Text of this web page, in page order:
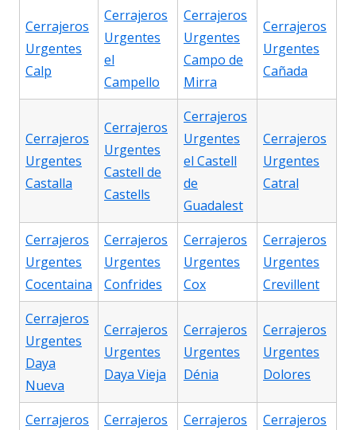
Cerrajeros
Urgentes
Calp
Cerrajeros
Urgentes
el
Campello
Cerrajeros
Urgentes
Campo de
Mirra
Cerrajeros
Urgentes
Cañada
Cerrajeros
Urgentes
Castalla
Cerrajeros
Urgentes
Castell de
Castells
Cerrajeros
Urgentes
el Castell
de
Guadalest
Cerrajeros
Urgentes
Catral
Cerrajeros
Urgentes
Cocentaina
Cerrajeros
Urgentes
Confrides
Cerrajeros
Urgentes
Cox
Cerrajeros
Urgentes
Crevillent
Cerrajeros
Urgentes
Daya
Nueva
Cerrajeros
Urgentes
Daya Vieja
Cerrajeros
Urgentes
Dénia
Cerrajeros
Urgentes
Dolores
Cerrajeros
Cerrajeros
Cerrajeros
Cerrajeros